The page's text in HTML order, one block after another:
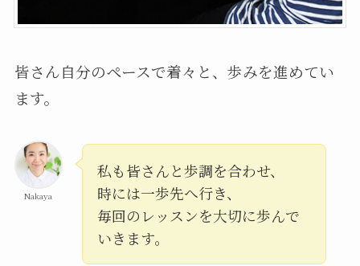
皆さん自分のペースで着々と、歩みを進めてい
ます。
Nakaya
私も皆さんと歩調を合わせ、
時には一歩先へ行き、
毎回のレッスンを大切に歩んで
いきます。